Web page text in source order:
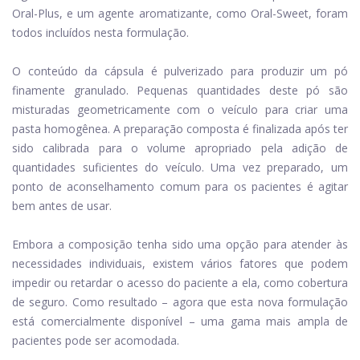
Oral-Plus, e um agente aromatizante, como Oral-Sweet, foram
todos incluídos nesta formulação.
O conteúdo da cápsula é pulverizado para produzir um pó
finamente granulado. Pequenas quantidades deste pó são
misturadas geometricamente com o veículo para criar uma
pasta homogênea. A preparação composta é finalizada após ter
sido calibrada para o volume apropriado pela adição de
quantidades suficientes do veículo. Uma vez preparado, um
ponto de aconselhamento comum para os pacientes é agitar
bem antes de usar.
Embora a composição tenha sido uma opção para atender às
necessidades individuais, existem vários fatores que podem
impedir ou retardar o acesso do paciente a ela, como cobertura
de seguro. Como resultado – agora que esta nova formulação
está comercialmente disponível – uma gama mais ampla de
pacientes pode ser acomodada.